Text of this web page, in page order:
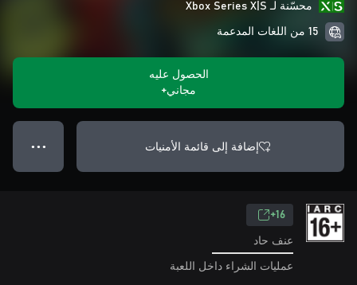
محسّنة لـ Xbox Series X|S
15 من اللغات المدعمة
الحصول عليه
مجاني+
إضافة إلى قائمة الأمنيات ● ● ●
16+
عنف حاد
عمليات الشراء داخل اللعبة